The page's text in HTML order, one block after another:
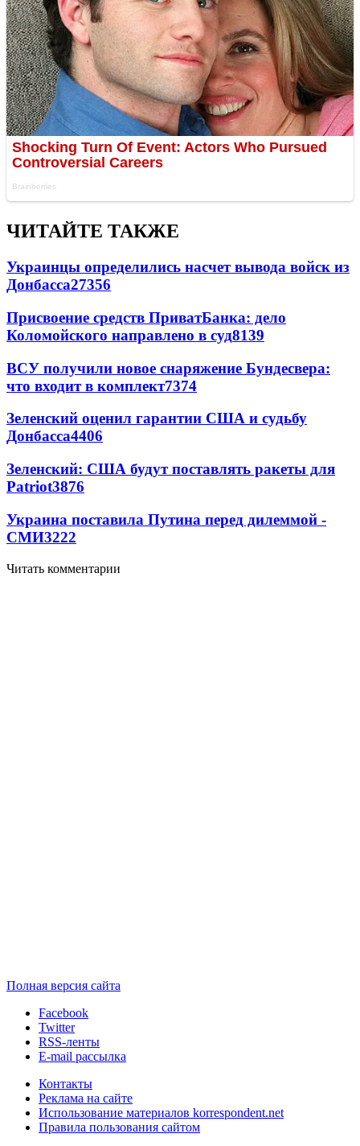
ЧИТАЙТЕ ТАКЖЕ
Украинцы определились насчет вывода войск из
Донбасса27356
Присвоение средств ПриватБанка: дело
Коломойского направлено в суд8139
ВСУ получили новое снаряжение Бундесвера:
что входит в комплект7374
Зеленский оценил гарантии США и судьбу
Донбасса4406
Зеленский: США будут поставлять ракеты для
Patriot3876
Украина поставила Путина перед дилеммой -
СМИ3222
Читать комментарии
Полная версия сайта
Facebook
Twitter
RSS-ленты
E-mail рассылка
Контакты
Реклама на сайте
Использование материалов korrespondent.net
Правила пользования сайтом